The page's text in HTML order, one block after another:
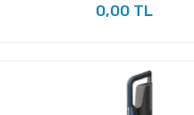
0,00 TL